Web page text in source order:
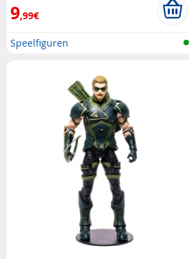
9,99€
Speelfiguren